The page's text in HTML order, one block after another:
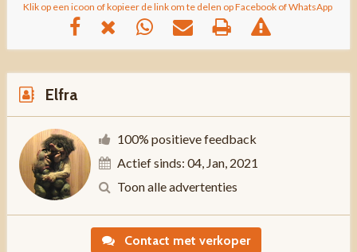
Klik op een icoon of kopieer de link om te delen op Facebook of WhatsApp
Elfra
100% positieve feedback
Actief sinds: 04, Jan, 2021
Toon alle advertenties
Contact met verkoper